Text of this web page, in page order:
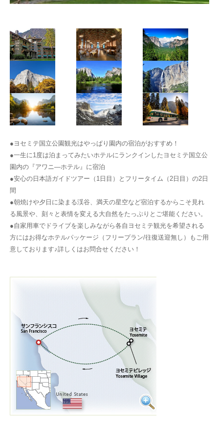
●ヨセミテ国立公園観光はやっぱり園内の宿泊がおすすめ！
●一生に1度は泊まってみたいホテルにランクインしたヨセミテ国立公
園内の『アワニ―ホテル』に宿泊
●安心の日本語ガイドツアー（1日目）とフリータイム（2日目）の2日
間
●朝焼けや夕日に染まる渓谷、満天の星空など宿泊するからこそ見れ
る風景や、刻々と表情を変える大自然をたっぷりとご堪能ください。
●自家用車でドライブを楽しみながら各自ヨセミテ観光を希望される
方にはお得なホテルパッケージ（フリープラン/往復送迎無し）もご用
意しております♪詳しくはお問合せください！